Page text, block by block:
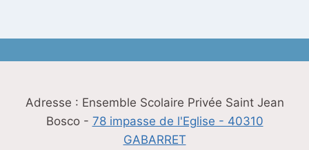
Adresse : Ensemble Scolaire Privée Saint Jean
Bosco - 78 impasse de l'Eglise - 40310
GABARRET